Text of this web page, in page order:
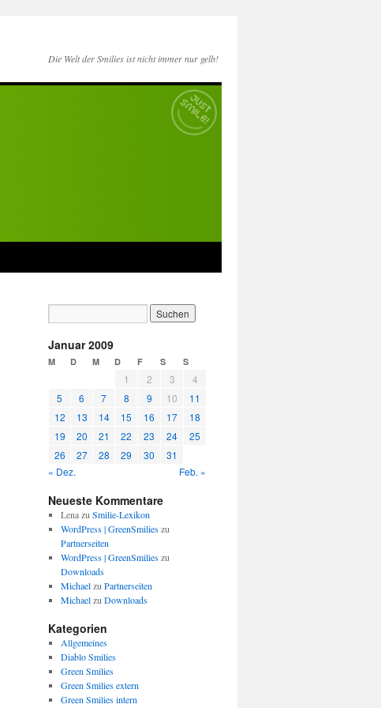
Die Welt der Smilies ist nicht immer nur gelb!
Januar 2009
M D M D F S S
1 2 3
4
5
6 7 8 9 10
11
12
13 14 15 16 17
18
19
20 21 22 23 24
25
26
27 28 29 30
31
« Dez.
Feb. »
Neueste Kommentare
Lenazu Smilie-Lexikon
WordPress | GreenSmilieszu
Partnerseiten
WordPress | GreenSmilieszu
Downloads
Michaelzu Partnerseiten
Michaelzu Downloads
Kategorien
Allgemeines
Diablo Smilies
Green Smilies
Green Smilies extern
Green Smilies intern